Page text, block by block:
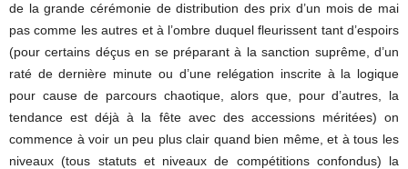
de la grande cérémonie de distribution des prix d’un mois de mai
pas comme les autres et à l’ombre duquel fleurissent tant d’espoirs
(pour certains déçus en se préparant à la sanction suprême, d’un
raté de dernière minute ou d’une relégation inscrite à la logique
pour cause de parcours chaotique, alors que, pour d’autres, la
tendance est déjà à la fête avec des accessions méritées) on
commence à voir un peu plus clair quand bien même, et à tous les
niveaux (tous statuts et niveaux de compétitions confondus) la